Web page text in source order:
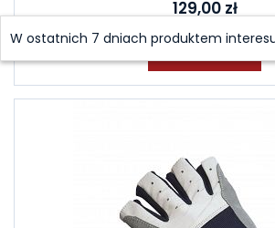
129,00 zł
W ostatnich 7 dniach produktem